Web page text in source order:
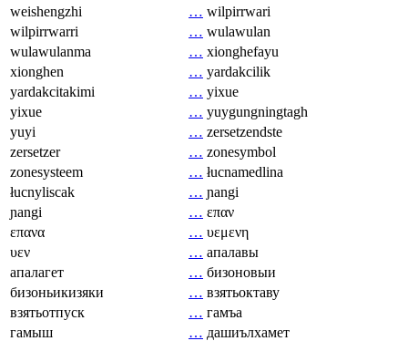
weishengzhi
… wilpirrwari
wilpirrwarri
… wulawulan
wulawulanma
… xionghefayu
xionghen
… yardakcilik
yardakcitakimi
… yixue
yixue
… yuygungningtagh
yuyi
… zersetzendste
zersetzer
… zonesymbol
zonesysteem
… łucnamedlina
łucnyliscak
… ɲangi
ɲangi
… επαν
επανα
… υεμενη
υεν
… апалавы
апалагет
… бизоновыи
бизоньикизяки
… взятьоктаву
взятьотпуск
… гамъа
гамыш
… дашиълхамет